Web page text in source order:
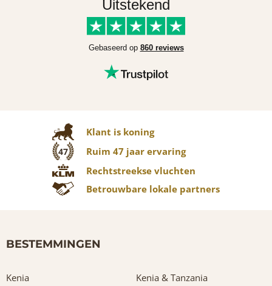
Uitstekend
Gebaseerd op 860 reviews
Klant is koning
47
Ruim 47 jaar ervaring
Rechtstreekse vluchten
Betrouwbare lokale partners
BESTEMMINGEN
Kenia
Kenia & Tanzania